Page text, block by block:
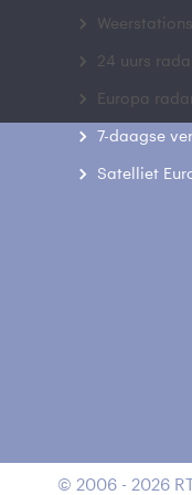
Weerstations
24 uurs
Europa radar
7-daagse
Satelliet
© 2006 - 2026